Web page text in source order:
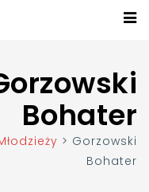
Bohater
> Gorzowski
Bohater